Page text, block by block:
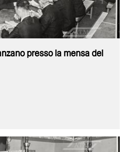
presso la mensa del